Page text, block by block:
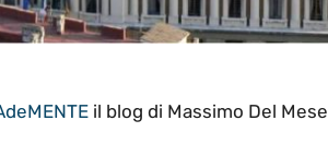
il blog di Massimo Del Mese